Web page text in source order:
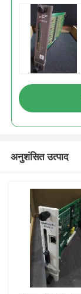
अनुशंसित उत्पाद